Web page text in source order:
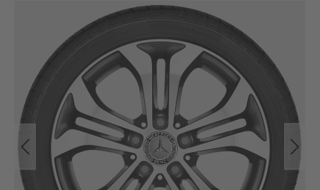
Bildergalerie überspringen